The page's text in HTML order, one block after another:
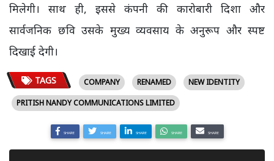
मिलेगी। साथ ही, इससे कंपनी की कारोबारी दिशा और
सार्वजनिक छवि उसके मुख्य व्यवसाय के अनुरूप और स्पष्ट
दिखाई देगी।
TAGS COMPANY RENAMED
NEW IDENTITY
PRITISH NANDY COMMUNICATIONS LIMITED
SHARE SHARE SHARE SHARE SHARE